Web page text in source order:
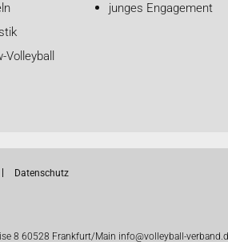
Volleyball
junges Engagement
Datenschutz
8 60528 Frankfurt/Main info@volleyball-